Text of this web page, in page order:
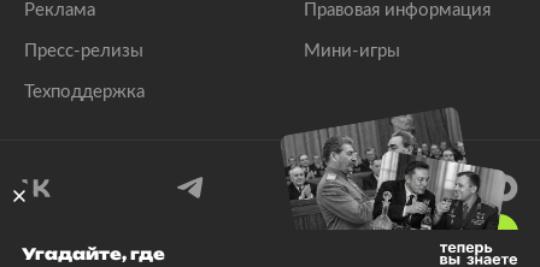
Реклама
Пресс-релизы
Техподдержка
Правовая информация
Мини-игры
Угадайте, где